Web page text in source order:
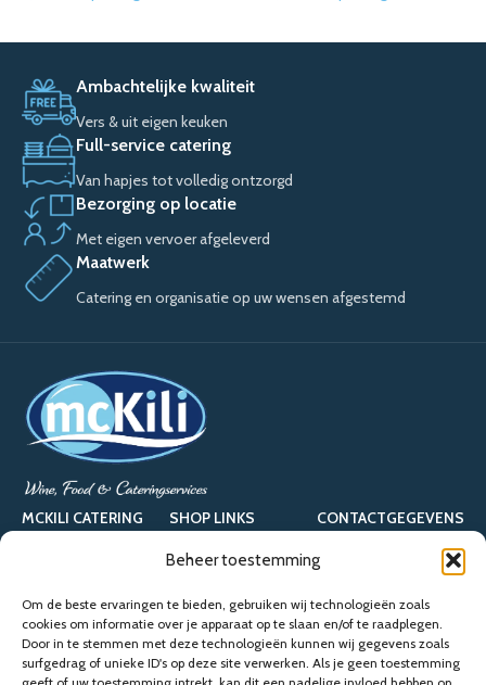
Beheer toestemming
Om de beste ervaringen te bieden, gebruiken wij technologieën zoals
cookies om informatie over je apparaat op te slaan en/of te raadplegen.
Door in te stemmen met deze technologieën kunnen wij gegevens zoals
surfgedrag of unieke ID's op deze site verwerken. Als je geen toestemming
Ambachtelijke kwaliteit
Vers & uit eigen keuken
Full-service catering
Van hapjes tot volledig ontzorgd
Bezorging op locatie
Met eigen vervoer afgeleverd
Maatwerk
Catering en organisatie op uw wensen afgestemd
MCKILI CATERING
Frietbuzz
Zakelijke
SHOP LINKS
Shop
Algemene
voorwaarden
CONTACTGEGEVENS
Zandloper 17
(NH)
info@mckili.nl